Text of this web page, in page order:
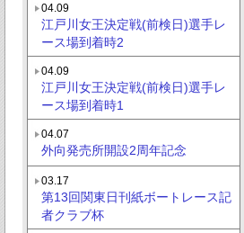
04.09
江戸川女王決定戦(前検日)選手レ
ース場到着時2
04.09
江戸川女王決定戦(前検日)選手レ
ース場到着時1
04.07
外向発売所開設2周年記念
03.17
第13回関東日刊紙ボートレース記
者クラブ杯